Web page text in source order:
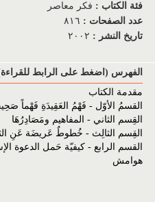
المكتبة
فئات الكتب
دور النشر
التواصل معنا
فئة الكتاب : فكر معاصر
عدد الصفحات : ٨١٦
تاريخ النشر : ٢٠٠٢
الفهرس (اضغط على الرابط
مقدمة الكتاب
القسمُ الأوّل - فَهْمُ العَقِيدَةِ فَهْماً
القِسم الثاني - المفاهيم ومَصَادِرُهَا
القِسم الثالِث - خُطوطٌ عَريضَة عَنِ
القسم الرابع - كيفيّة حَمل الدعوة
هوامش